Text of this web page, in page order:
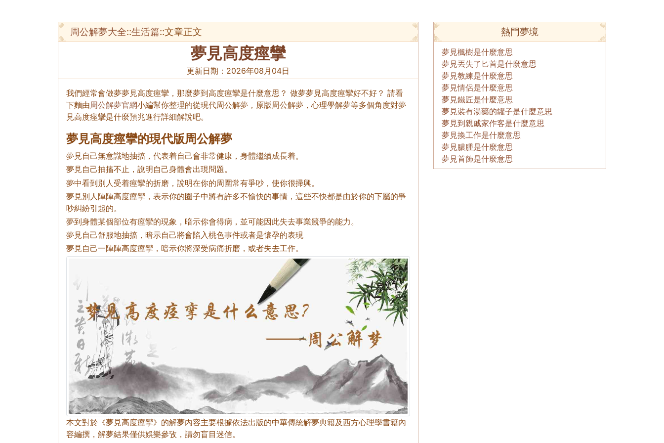
周公解夢大全::生活篇::文章正文
夢見高度痙攣
更新日期： 2026年08月04日
我們經常會做夢夢見高度痙攣，那麼夢到高度痙攣是什麼意思？ 做夢夢見高度痙攣好不好？ 請看
下麵由周公解夢官網小編幫你整理的從現代周公解夢，原版周公解夢，心理學解夢等多個角度對夢
見高度痙攣是什麼預兆進行詳細解說吧。
夢見高度痙攣的現代版周公解夢
夢見自己無意識地抽搐，代表着自己會非常健康，身體繼續成長着。
夢見自己抽搐不止，說明自己身體會出現問題。
夢中看到別人受着痙攣的折磨，說明在你的周圍常有爭吵，使你很掃興。
夢見別人陣陣高度痙攣，表示你的圈子中將有許多不愉快的事情，這些不快都是由於你的下屬的爭
吵糾紛引起的。
夢到身體某個部位有痙攣的現象，暗示你會得病，並可能因此失去事業競爭的能力。
夢見自己舒服地抽搐，暗示自己將會陷入桃色事件或者是懷孕的表現
夢見自己一陣陣高度痙攣，暗示你將深受病痛折磨，或者失去工作。
本文對於《夢見高度痙攣》的解夢內容主要根據依法出版的中華傳統解夢典籍及西方心理學書籍內
容編撰，解夢結果僅供娛樂參攷，請勿盲目迷信。
熱門夢境
夢見楓樹是什麼意思
夢見丟失了匕首是什麼意思
夢見教練是什麼意思
夢見情侶是什麼意思
夢見鐵匠是什麼意思
夢見裝有湯藥的罐子是什麼意思
夢見到親戚家作客是什麼意思
夢見換工作是什麼意思
夢見膿腫是什麼意思
夢見首飾是什麼意思